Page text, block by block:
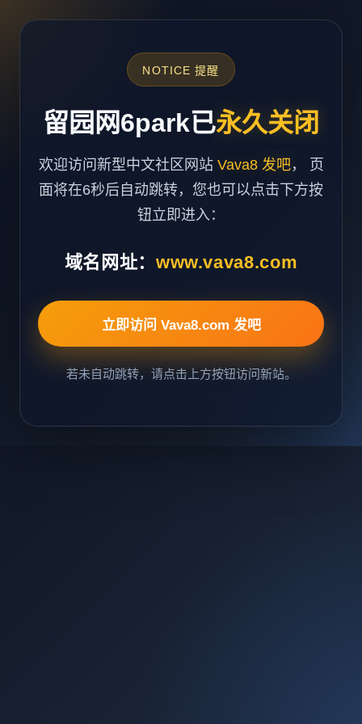
NOTICE 提醒
留园网6park已永久关闭
欢迎访问新型中文社区网站 Vava8 发吧， 页
面将在6秒后自动跳转，您也可以点击下方按
钮立即进入：
域名网址： www.vava8.com
立即访问 Vava8.com 发吧
若未自动跳转，请点击上方按钮访问新站。